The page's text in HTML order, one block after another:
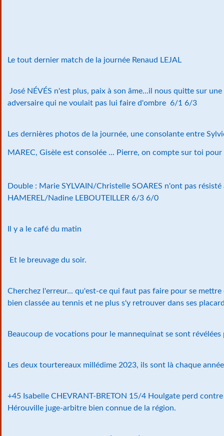
Le tout dernier match de la journée Renaud LEJAL
José NÉVÉS n'est plus, paix à son âme...il nous quitte sur
adversaire qui ne voulait pas lui faire d'ombre 6/1 6/3
Les dernières photos de la journée, une consolante entre
MAREC, Gisèle est consolée ... Pierre, on compte sur toi
Double : Marie SYLVAIN/Christelle SOARES n'ont pas résisté
HAMEREL/Nadine LEBOUTEILLER 6/3 6/0
Il y a le café du matin
Et le breuvage du soir.
Cherchez l'erreur... qu'est-ce qui faut pas faire pour se mettre
bien classée au tennis et ne plus s'y retrouver dans ses
Beaucoup de vocations pour le mannequinat se sont
Les deux tourtereaux millédime 2023, ils sont là chaque
+45 Isabelle CHEVRANT-BRETON 15/4 Houlgate perd
Hérouville juge-arbitre bien connue de la région.